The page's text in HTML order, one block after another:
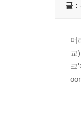
글 :
머
교
크